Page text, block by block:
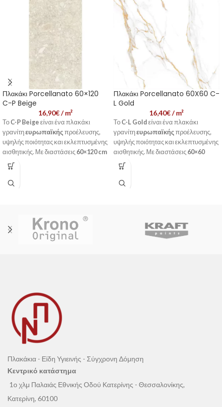
Πλακάκι Porcellanato 60×120
C-P Beige
16,90€/ m²
Το C-P Beige είναι ένα πλακάκι
γρανίτηευρωπαϊκής προέλευσης,
υψηλής ποιότητας και εκλεπτυσμένης
αισθητικής. Με διαστάσεις 60×120 cm
και λευκό-μπεζ χρώμα, προσδίδει
στυλ και κομψότητα σε κάθε χώρο,
εσωτερικό ή εξωτερικό.
Πλακάκι Porcellanato 60X60 C-
L Gold
16,40€/ m²
Το C-L Gold είναι ένα πλακάκι
γρανίτηευρωπαϊκής προέλευσης,
υψηλής ποιότητας και εκλεπτυσμένης
αισθητικής. Με διαστάσεις 60×60
cmκαι λευκό χρώμα, προσδίδει στυλ
και κομψότητα σε κάθε χώρο,
εσωτερικό ή εξωτερικό.
Πλακάκια - Είδη Υγιεινής - Σύγχρονη Δόμηση
Κεντρικό κατάστημα
1ο χλμ Παλαιάς Εθνικής Οδού Κατερίνης - Θεσσαλονίκης,
Κατερίνη, 60100